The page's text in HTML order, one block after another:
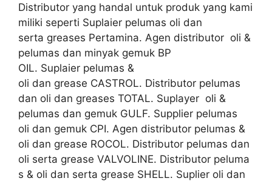
Distributor yang handal untuk produk yang kami
miliki seperti Suplaier pelumas oli dan
serta greases Pertamina. Agen distributor oli &
pelumas dan minyak gemuk BP
OIL. Suplaier pelumas &
oli dan grease CASTROL. Distributor pelumas
dan oli dan greases TOTAL. Suplayer oli &
pelumas dan gemuk GULF. Supplier pelumas
oli dan gemuk CPI. Agen distributor pelumas &
oli dan grease ROCOL. Distributor pelumas dan
oli serta grease VALVOLINE. Distributor peluma
s & oli dan serta grease SHELL. Suplier oli dan